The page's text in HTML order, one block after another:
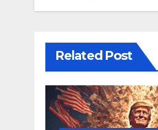
Related Post